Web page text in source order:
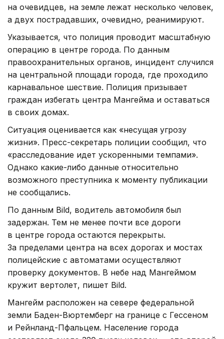
на очевидцев, на земле лежат несколько человек,
а двух пострадавших, очевидно, реанимируют.
Указывается, что полиция проводит масштабную
операцию в центре города. По данным
правоохранительных органов, инцидент случился
на центральной площади города, где проходило
карнавальное шествие. Полиция призывает
граждан избегать центра Мангейма и оставаться
в своих домах.
Ситуация оценивается как «несущая угрозу
жизни». Пресс-секретарь полиции сообщил, что
«расследование идет ускоренными темпами».
Однако какие-либо данные относительно
возможного преступника к моменту публикации
не сообщались.
По данным Bild, водитель автомобиля был
задержан. Тем не менее почти все дороги
в центре города остаются перекрыты.
За пределами центра на всех дорогах и мостах
полицейские с автоматами осуществляют
проверку документов. В небе над Мангеймом
кружит вертолет, пишет Bild.
Мангейм расположен на севере федеральной
земли Баден-Вюртемберг на границе с Гессеном
и Рейнланд-Пфальцем. Население города